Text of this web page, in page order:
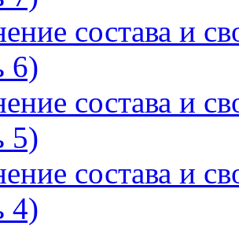
состава и
6)
состава и
5)
состава и
4)